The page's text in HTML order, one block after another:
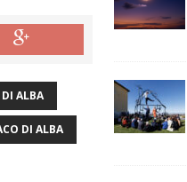
ALBA
DI ALBA